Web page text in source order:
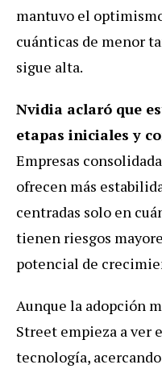
mantuvo el
cuánticas de menor
sigue alta.
Nvidia aclaró que
etapas iniciales y
Empresas
ofrecen más
centradas solo en
tienen riesgos
potencial de
Aunque la adopción
Street empieza a ver
tecnología,